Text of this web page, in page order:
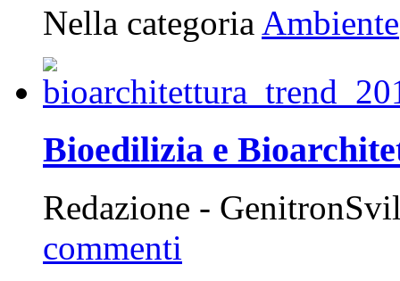
Nella categoria Ambiente
Bioedilizia e
Redazione -
commenti